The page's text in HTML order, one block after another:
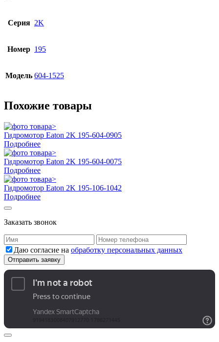
Серия 2K
Номер 195
Модель 604-1525
Похожие товары
Гидромотор Eaton 2K 195-604-0905
Подробнее
Гидромотор Eaton 2K 195-604-0075
Подробнее
Гидромотор Eaton 2K 195-106-1042
Подробнее
Заказать звонок
Даю согласие на обработку персональных данных